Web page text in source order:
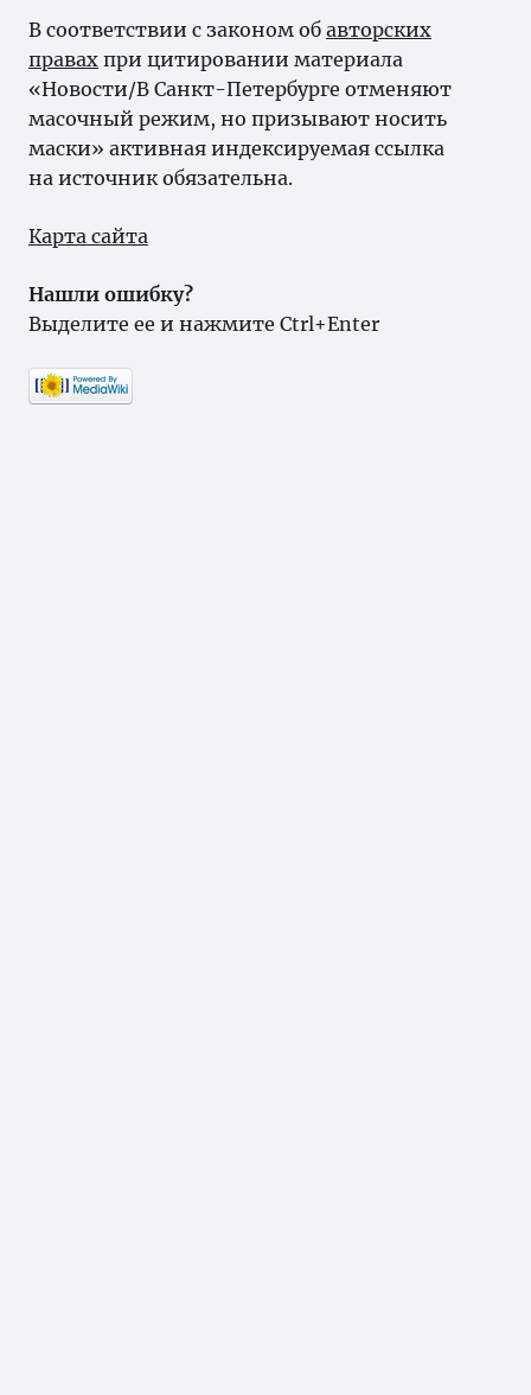
В соответствии с законом об авторских
правах при цитировании материала
«Новости/В Санкт-Петербурге отменяют
масочный режим, но призывают носить
маски» активная индексируемая ссылка
на источник обязательна.
Карта сайта
Нашли ошибку?
Выделите ее и нажмите Ctrl+Enter